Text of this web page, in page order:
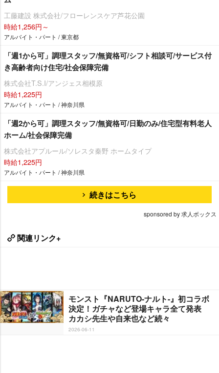
工藤建設 株式会社/フローレンスケア芦花公園
時給1,256円～
アルバイト・パート / 東京都
「週1から可」調理スタッフ/無資格可/シフト相談可/サービス付
き高齢者向け住宅/社会保障完備
株式会社T.S.I/アンジェス相模原
時給1,225円
アルバイト・パート / 神奈川県
「週2から可」調理スタッフ/無資格可/日勤のみ/住宅型有料老人
ホーム/社会保障完備
株式会社アプルール/ソレスタ秦野 ホームタイプ
時給1,225円
アルバイト・パート / 神奈川県
続きはこちら
sponsored by 求人ボックス
関連リンク+
モンスト『NARUTO-ナルト-』初コラボ
決定！ガチャなど登場キャラ全て発表
カカシ先生や自来也など続々
2026-06-11